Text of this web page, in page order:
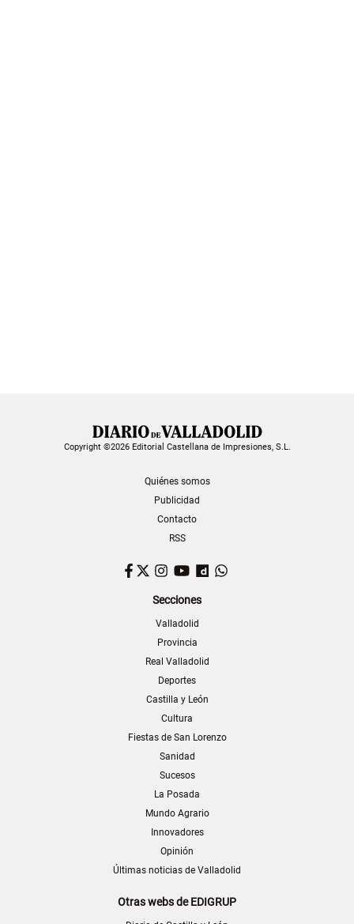
Copyright ©2026 Editorial Castellana de Impresiones, S.L.
Quiénes somos
Publicidad
Contacto
RSS
Facebook
TwitterInstagram
YouTubeDailymotion
Secciones
Valladolid
Provincia
Real Valladolid
Deportes
Castilla y León
Cultura
Fiestas de San Lorenzo
Sanidad
Sucesos
La Posada
Mundo Agrario
Innovadores
Opinión
Últimas noticias de Valladolid
Otras webs de EDIGRUP